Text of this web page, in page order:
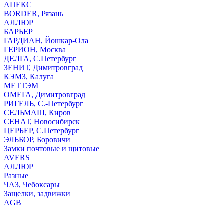
АПЕКС
BORDER, Рязань
АЛЛЮР
БАРЬЕР
ГАРДИАН, Йошкар-Ола
ГЕРИОН, Москва
ДЕЛГА, С.Петербург
ЗЕНИТ, Димитровград
КЭМЗ, Калуга
МЕТТЭМ
ОМЕГА, Димитровград
РИГЕЛЬ, С.-Петербург
СЕЛЬМАШ, Киров
СЕНАТ, Новосибирск
ЦЕРБЕР, С.Петербург
ЭЛЬБОР, Боровичи
Замки почтовые и щитовые
AVERS
АЛЛЮР
Разные
ЧАЗ, Чебоксары
Защелки, задвижки
AGB